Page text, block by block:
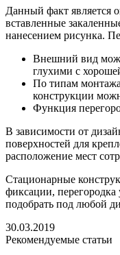
Данный факт является
вставленные
нанесением рисунка.
Внешний вид
глухими с
По типам
конструкции
Функция
В зависимости от
поверхностей для
расположение мест
Стационарные
фиксации,
подобрать под любой
30.03.2019
Рекомендуемые статьи